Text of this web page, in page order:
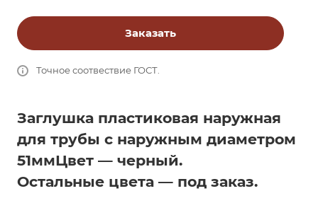
Заказать
Точное соотвествие ГОСТ.
Заглушка пластиковая наружная
для трубы с наружным диаметром
51ммЦвет — черный.
Остальные цвета — под заказ.